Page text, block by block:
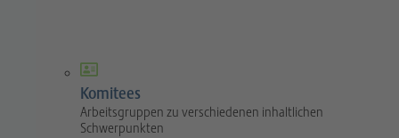
Komitees
Arbeitsgruppen zu verschiedenen inhaltlichen
Schwerpunkten